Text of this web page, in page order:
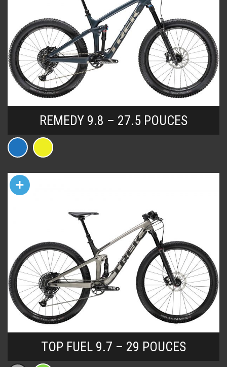
REMEDY 9.8 – 27.5 POUCES
+
TOP FUEL 9.7 – 29 POUCES